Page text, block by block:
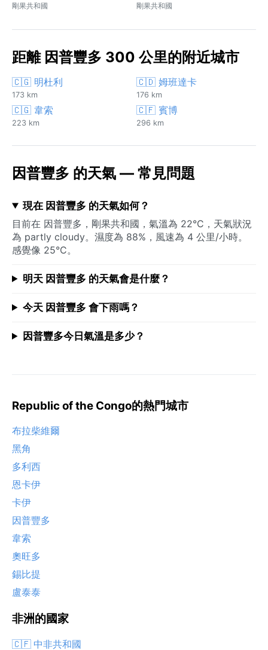
剛果共和國 剛果共和國
距離 因普豐多 300 公里的附近城市
🇨🇬 明杜利
173 km
🇨🇩 姆班達卡
176 km
🇨🇬 韋索
223 km
🇨🇫 賓博
296 km
因普豐多 的天氣 — 常見問題
現在 因普豐多 的天氣如何？
目前在 因普豐多，剛果共和國，氣溫為 22°C，天氣狀況
為 partly cloudy。濕度為 88%，風速為 4 公里/小時。
感覺像 25°C。
明天 因普豐多 的天氣會是什麼？
今天 因普豐多 會下雨嗎？
因普豐多今日氣溫是多少？
Republic of the Congo的熱門城市
布拉柴維爾
黑角
多利西
恩卡伊
卡伊
因普豐多
韋索
奧旺多
錫比提
盧泰泰
非洲的國家
🇨🇫 中非共和國